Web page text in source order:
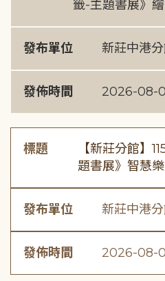
籤-主題書展》
發布單位 新莊中港
發佈時間 2026-08-
標題
【新莊分館】
題書展》智慧
發布單位 新莊中港
發佈時間 2026-08-